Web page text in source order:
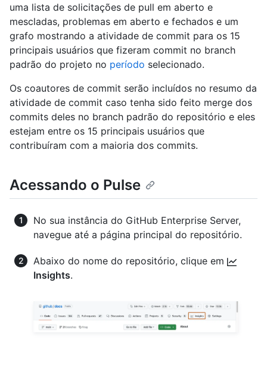
uma lista de solicitações de pull em aberto e
mescladas, problemas em aberto e fechados e um
grafo mostrando a atividade de commit para os 15
principais usuários que fizeram commit no branch
padrão do projeto no período selecionado.
Os coautores de commit serão incluídos no resumo da
atividade de commit caso tenha sido feito merge dos
commits deles no branch padrão do repositório e eles
estejam entre os 15 principais usuários que
contribuíram com a maioria dos commits.
Acessando o Pulse
No sua instância do GitHub Enterprise Server,
navegue até a página principal do repositório.
Abaixo do nome do repositório, clique em
Insights.